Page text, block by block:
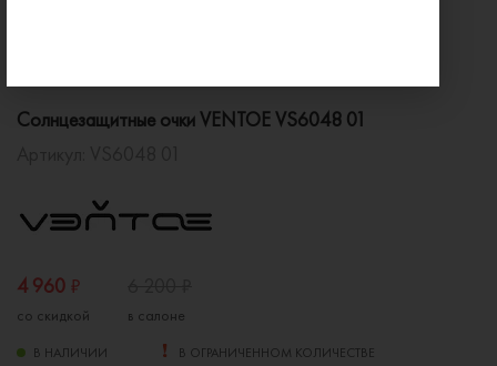
Солнцезащитные очки VENTOE VS6048 01
4 960 ₽
со скидкой в салоне
В НАЛИЧИИ В ОГРАНИЧЕННОМ КОЛИЧЕСТВЕ